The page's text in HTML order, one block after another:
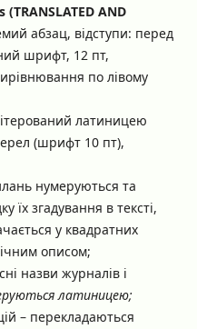
(TRANSLATED AND
абзац, відступи: перед
шрифт, 12 пт,
по лівому
латиницею
(шрифт 10 пт),
нумеруються та
їх згадування в тексті,
у квадратних
описом;
назви журналів і
латиницею;
– перекладаються